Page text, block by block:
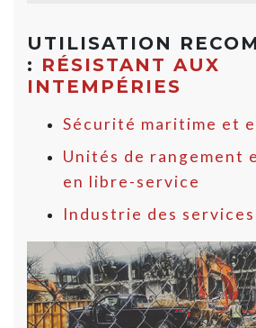
UTILISATION
: RÉSISTANT AUX
INTEMPÉRIES
Sécurité maritime et
Unités de rangement
en libre-service
Industrie des